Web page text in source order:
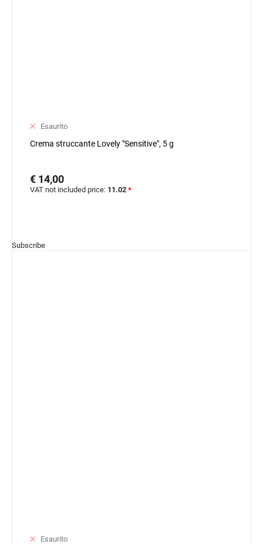
Esaurito
Crema struccante Lovely "Sensitive", 5 g
€ 14,00
VAT not included price: 11.02 *
Subscribe
Esaurito